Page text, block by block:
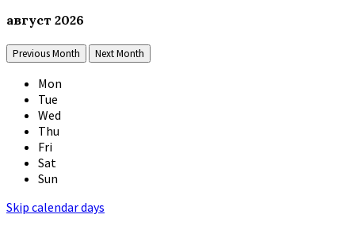
август 2026
Previous Month Next Month
Mon
Tue
Wed
Thu
Fri
Sat
Sun
Skip calendar days